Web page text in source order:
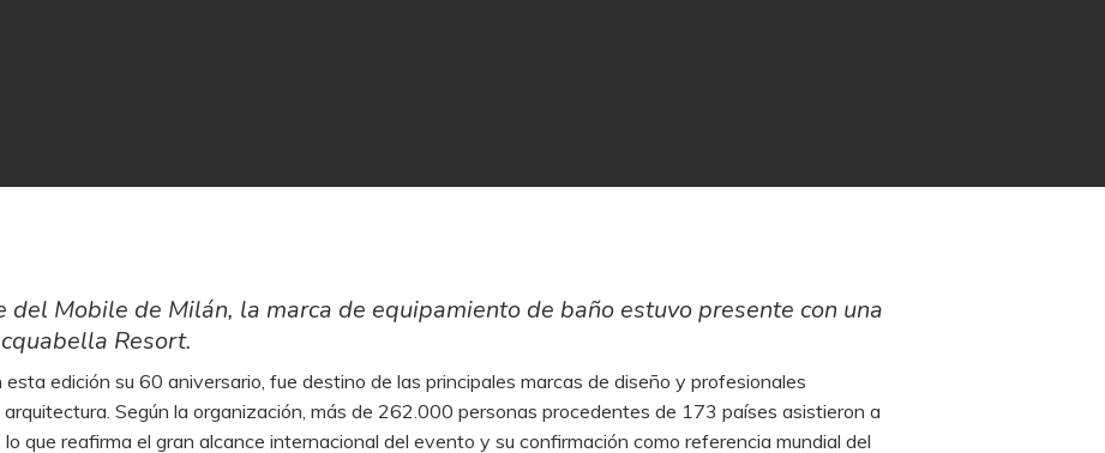
del Mobile de Milán, la marca de equipamiento de baño estuvo presente con una
Resort.
esta edición su 60 aniversario, fue destino de las principales marcas de diseño y profesionales
Según la organización, más de 262.000 personas procedentes de 173 países asistieron a
que reafirma el gran alcance internacional del evento y su confirmación como referencia mundial del